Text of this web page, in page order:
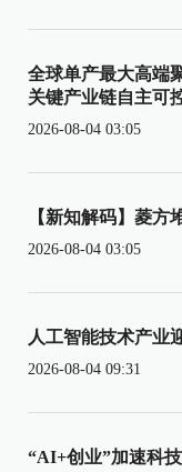
全球单产最大高端
关键产业链自主可
2026-08-04 03:05
【新知解码】菱方
2026-08-04 03:05
人工智能技术产业
2026-08-04 09:31
“AI+创业”加速科